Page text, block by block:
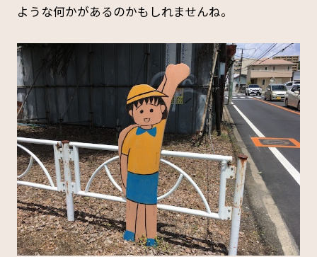
ような何かがあるのかもしれませんね。